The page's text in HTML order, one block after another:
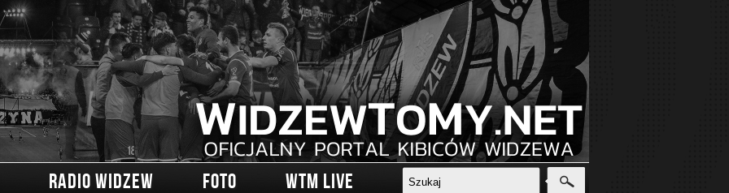
RADIO WIDZEW FOTO WTM LIVE